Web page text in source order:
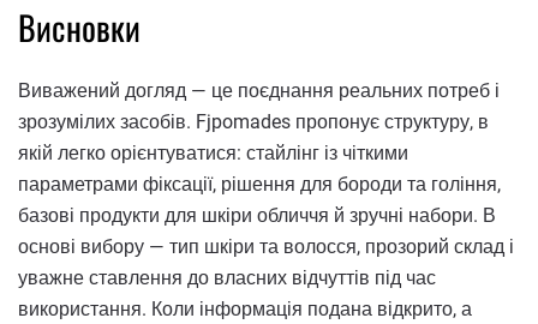
Висновки
Виважений догляд — це поєднання реальних потреб і
зрозумілих засобів. Fjpomades пропонує структуру, в
якій легко орієнтуватися: стайлінг із чіткими
параметрами фіксації, рішення для бороди та гоління,
базові продукти для шкіри обличчя й зручні набори. В
основі вибору — тип шкіри та волосся, прозорий склад і
уважне ставлення до власних відчуттів під час
використання. Коли інформація подана відкрито, а